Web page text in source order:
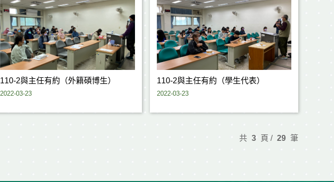
110-2與主任有約（外籍碩博生）
2022-03-23
110-2與主任有約（學生代表）
2022-03-23
共 3 頁 / 29 筆